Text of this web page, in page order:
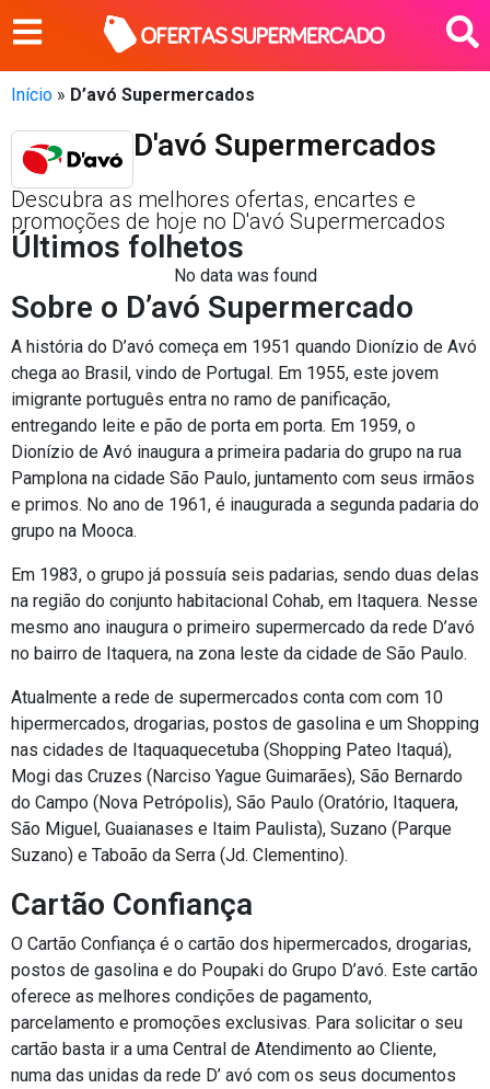
Início » D’avó Supermercados
D'avó Supermercados
Descubra as melhores ofertas, encartes e
promoções de hoje no D'avó Supermercados
Últimos folhetos
No data was found
Sobre o D’avó Supermercado
A história do D’avó começa em 1951 quando Dionízio de Avó
chega ao Brasil, vindo de Portugal. Em 1955, este jovem
imigrante português entra no ramo de panificação,
entregando leite e pão de porta em porta. Em 1959, o
Dionízio de Avó inaugura a primeira padaria do grupo na rua
Pamplona na cidade São Paulo, juntamento com seus irmãos
e primos. No ano de 1961, é inaugurada a segunda padaria do
grupo na Mooca.
Em 1983, o grupo já possuía seis padarias, sendo duas delas
na região do conjunto habitacional Cohab, em Itaquera. Nesse
mesmo ano inaugura o primeiro supermercado da rede D’avó
no bairro de Itaquera, na zona leste da cidade de São Paulo.
Atualmente a rede de supermercados conta com com 10
hipermercados, drogarias, postos de gasolina e um Shopping
nas cidades de Itaquaquecetuba (Shopping Pateo Itaquá),
Mogi das Cruzes (Narciso Yague Guimarães), São Bernardo
do Campo (Nova Petrópolis), São Paulo (Oratório, Itaquera,
São Miguel, Guaianases e Itaim Paulista), Suzano (Parque
Suzano) e Taboão da Serra (Jd. Clementino).
Cartão Confiança
O Cartão Confiança é o cartão dos hipermercados, drogarias,
postos de gasolina e do Poupaki do Grupo D’avó. Este cartão
oferece as melhores condições de pagamento,
parcelamento e promoções exclusivas. Para solicitar o seu
cartão basta ir a uma Central de Atendimento ao Cliente,
numa das unidas da rede D’ avó com os seus documentos